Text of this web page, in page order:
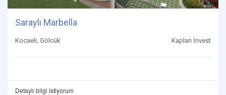
Saraylı Marbella
Kocaeli, Gölcük Kaplan İnvest
Detaylı bilgi istiyorum